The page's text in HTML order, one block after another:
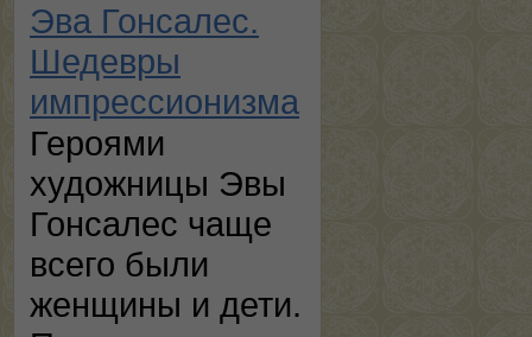
Эва Гонсалес.
Шедевры
импрессионизма
Героями
художницы Эвы
Гонсалес чаще
всего были
женщины и дети.